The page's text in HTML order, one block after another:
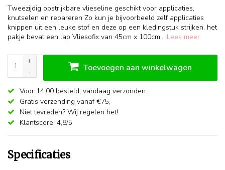
Tweezijdig opstrijkbare vlieseline geschikt voor applicaties,
knutselen en repareren Zo kun je bijvoorbeeld zelf applicaties
knippen uit een leuke stof en deze op een kledingstuk strijken. het
pakje bevat een lap Vliesofix van 45cm x 100cm... Lees meer
+
-
Toevoegen aan winkelwagen
Voor 14:00 besteld, vandaag verzonden
Gratis verzending vanaf €75,-
Niet tevreden? Wij regelen het!
Klantscore: 4,8/5
Specificaties